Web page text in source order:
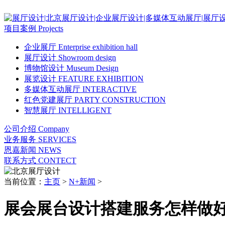
项目案例 Projects
企业展厅 Enterprise exhibition hall
展厅设计 Showroom design
博物馆设计 Museum Design
展览设计 FEATURE EXHIBITION
多媒体互动展厅 INTERACTIVE
红色党建展厅 PARTY CONSTRUCTION
智慧展厅 INTELLIGENT
公司介绍 Company
业务服务 SERVICES
恩嘉新闻 NEWS
联系方式 CONTECT
当前位置： 主页 > N+新闻 >
展会展台设计搭建服务怎样做